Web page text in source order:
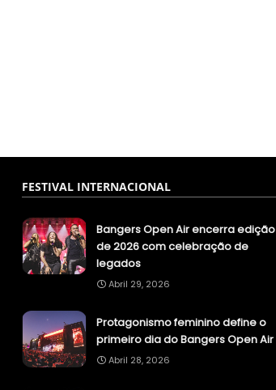
FESTIVAL INTERNACIONAL
Bangers Open Air encerra edição
de 2026 com celebração de
legados
Abril 29, 2026
Protagonismo feminino define o
primeiro dia do Bangers Open Air
Abril 28, 2026